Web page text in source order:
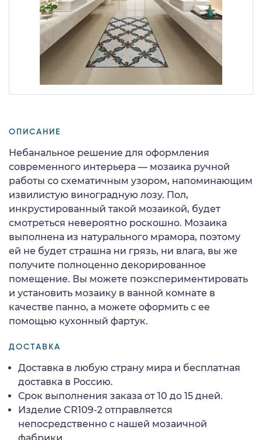
ОПИСАНИЕ
Небанальное решение для оформления
современного интерьера — мозаика ручной
работы со схематичным узором, напоминающим
извилистую виноградную лозу. Пол,
инкрустированный такой мозаикой, будет
смотреться невероятно роскошно. Мозаика
выполнена из натурального мрамора, поэтому
ей не будет страшна ни грязь, ни влага, вы же
получите полноценно декорированное
помещение. Вы можете поэкспериментировать
и установить мозаику в ванной комнате в
качестве панно, а можете оформить с ее
помощью кухонный фартук.
ДОСТАВКА
Доставка в любую страну мира и бесплатная
доставка в Россию.
Срок выполнения заказа от 10 до 15 дней.
Изделие CR109-2 отправляется
непосредственно с нашей мозаичной
фабрики.